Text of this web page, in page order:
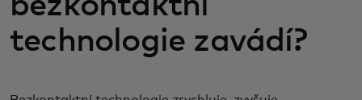
technologie zavádí?